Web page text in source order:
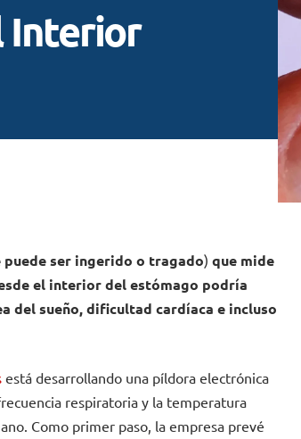
Interior
ser ingerido o tragado) que mide
el interior del estómago podría
del sueño, dificultad cardíaca e incluso
está desarrollando una píldora electrónica
respiratoria y la temperatura
Como primer paso, la empresa prevé